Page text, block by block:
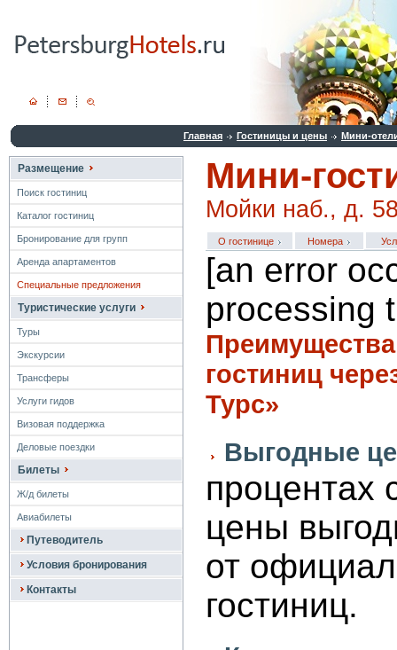
Главная Гостиницы и цены Мини-
Размещение
Поиск гостиниц
Каталог гостиниц
Бронирование для групп
Аренда апартаментов
Специальные предложения
Туристические услуги
Туры
Экскурсии
Трансферы
Услуги гидов
Визовая поддержка
Деловые поездки
Билеты
Ж/д билеты
Авиабилеты
Путеводитель
Условия бронирования
Контакты
Мини-
Мойки наб., д.
О гостинице Номера
[an error
processing
гостиниц
Турс»
Выгодные
процентах
цены
от
гостиниц.